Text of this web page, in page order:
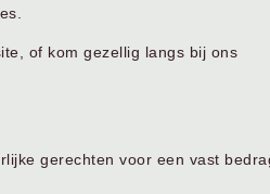
of kom gezellig langs bij ons
gerechten voor een vast